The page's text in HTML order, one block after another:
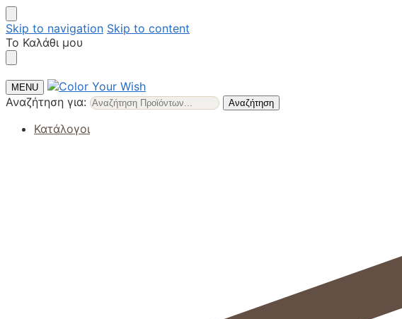
Skip to navigation Skip to content
Το Καλάθι μου
MENU
Αναζήτηση για: Αναζήτηση
Κατάλογοι